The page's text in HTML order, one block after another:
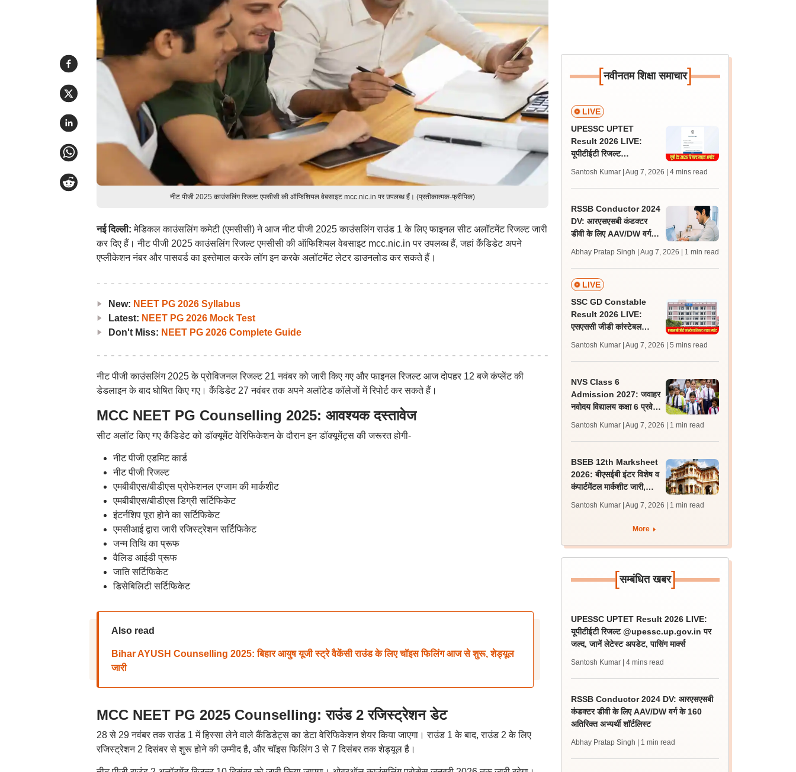
नीट पीजी 2025 काउंसलिंग रिजल्ट एमसीसी की ऑफिशियल वेबसाइट mcc.nic.in पर उपलब्ध हैं। (प्रतीकात्मक-फ्रीपिक)
नई दिल्ली:मेडिकल काउंसलिंग कमेटी (एमसीसी) ने आज नीट पीजी 2025 काउंसलिंग राउंड 1 के लिए फाइनल सीट अलॉटमेंट रिजल्ट जारी
कर दिए हैं। नीट पीजी 2025 काउंसलिंग रिजल्ट एमसीसी की ऑफिशियल वेबसाइट mcc.nic.in पर उपलब्ध हैं, जहां कैंडिडेट अपने
एप्लीकेशन नंबर और पासवर्ड का इस्तेमाल करके लॉग इन करके अलॉटमेंट लेटर डाउनलोड कर सकते हैं।
New: NEET PG 2026 Syllabus
Latest: NEET PG 2026 Mock Test
Don't Miss: NEET PG 2026 Complete Guide
नीट पीजी काउंसलिंग 2025 के प्रोविजनल रिजल्ट 21 नवंबर को जारी किए गए और फाइनल रिजल्ट आज दोपहर 12 बजे कंप्लेंट की
डेडलाइन के बाद घोषित किए गए। कैंडिडेट 27 नवंबर तक अपने अलॉटेड कॉलेजों में रिपोर्ट कर सकते हैं।
MCC NEET PG Counselling 2025: आवश्यक दस्तावेज
सीट अलॉट किए गए कैंडिडेट को डॉक्यूमेंट वेरिफिकेशन के दौरान इन डॉक्यूमेंट्स की जरूरत होगी-
नीट पीजी एडमिट कार्ड
नीट पीजी रिजल्ट
एमबीबीएस/बीडीएस प्रोफेशनल एग्जाम की मार्कशीट
एमबीबीएस/बीडीएस डिग्री सर्टिफिकेट
इंटर्नशिप पूरा होने का सर्टिफिकेट
एमसीआई द्वारा जारी रजिस्ट्रेशन सर्टिफिकेट
जन्म तिथि का प्रूफ
वैलिड आईडी प्रूफ
जाति सर्टिफिकेट
डिसेबिलिटी सर्टिफिकेट
Also read
Bihar AYUSH Counselling 2025: बिहार आयुष यूजी स्ट्रे वैकेंसी राउंड के लिए चॉइस फिलिंग आज से शुरू, शेड्यूल
जारी
MCC NEET PG 2025 Counselling: राउंड 2 रजिस्ट्रेशन डेट
28 से 29 नवंबर तक राउंड 1 में हिस्सा लेने वाले कैंडिडेट्स का डेटा वेरिफिकेशन शेयर किया जाएगा। राउंड 1 के बाद, राउंड 2 के लिए
रजिस्ट्रेशन 2 दिसंबर से शुरू होने की उम्मीद है, और चॉइस फिलिंग 3 से 7 दिसंबर तक शेड्यूल है।
[नवीनतम शिक्षा समाचार]
LIVE
UPESSC UPTET
Result 2026 LIVE:
यूपीटीईटी रिजल्ट
जल्द, जानें लेटेस्ट अपडेट,
पासिंग मार्क्स
Santosh Kumar | Aug 7, 2026 | 4 mins read
RSSB Conductor 2024
DV: आरएसएसबी कंडक्टर
डीवी के लिए AAV/DW वर्ग के
शॉर्टलिस्ट
Abhay Pratap Singh | Aug 7, 2026 | 1 min read
LIVE
SSC GD Constable
Result 2026 LIVE:
एसएससी जीडी कांस्टेबल
लेटेस्ट अपडेट, स्कोरकार्ड लिंक
Santosh Kumar | Aug 7, 2026 | 5 mins read
NVS Class 6
Admission 2027: जवाहर
नवोदय विद्यालय कक्षा 6 प्रवेश
10 अगस्त तक बढ़ी
Santosh Kumar | Aug 7, 2026 | 1 min read
BSEB 12th Marksheet
2026: बीएसईबी इंटर विशेष व
कंपार्टमेंटल मार्कशीट जारी,
Santosh Kumar | Aug 7, 2026 | 1 min read
More
[सम्बंधित खबर]
UPESSC UPTET Result 2026 LIVE:
यूपीटीईटी रिजल्ट @upessc.up.gov.in पर
जल्द, जानें लेटेस्ट अपडेट, पासिंग मार्क्स
Santosh Kumar | 4 mins read
RSSB Conductor 2024 DV: आरएसएसबी
कंडक्टर डीवी के लिए AAV/DW वर्ग के 160
अतिरिक्त अभ्यर्थी शॉर्टलिस्ट
Abhay Pratap Singh | 1 min read